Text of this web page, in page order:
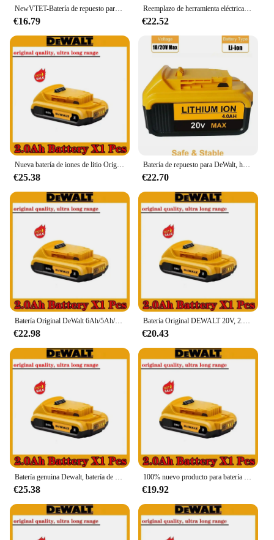
NewVTET-Batería de repuesto para DeWalt, herramienta de 20V, 6.0Ah, MAX XR 18650, DCB184, DCB181, DCB182, DCB200, 18V, 6A, con cargador
€16.79
Reemplazo de herramienta eléctrica para DeWalt, batería de 20 V, 6.0Ah, MAX AY, DCB184, DCB181, DCB182, DCB200, 20 V, 3A, 5A, 6A, 18v, 20 V
€22.52
Nueva batería de iones de litio Original DEWALT de 20V/60V 2Ah/5Ah/6Ah/9Ah para la serie MAX DCB609 DCB547-XJ DCB205 DCB200 DCB182 DCB609-2
€25.38
Batería de repuesto para DeWalt, herramienta de 20V, 6.0Ah, MAX XR 18650, DCB181, DCB182, DCB184, DCB200, 18V, 6A, 18v, con cargador, novedad
€22.70
Batería Original DeWalt 6Ah/5Ah/2Ah 20V reemplazable DCD887 DCD805 DCF860 Dcd796 DCG406 DCF880 DCF512 DCD805 batería de herramientas eléctricas
€22.98 €20.43
€25.38 €19.92